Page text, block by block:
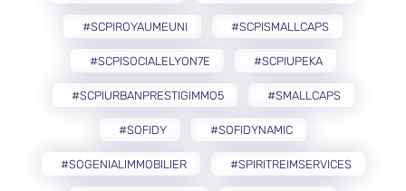
#SCPIROYAUMEUNI #SCPISMALLCAPS
#SCPISOCIALELYON7E #SCPIUPEKA
#SCPIURBANPRESTIGIMMO5 #SMALLCAPS
#SOFIDY #SOFIDYNAMIC
#SOGENIALIMMOBILIER #SPIRITREIMSERVICES